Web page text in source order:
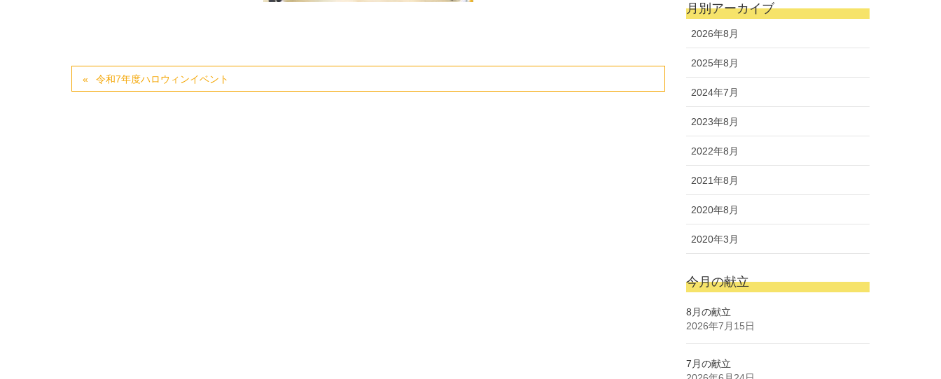
令和7年度ハロウィンイベント
月別アーカイブ
2026年8月
2025年8月
2024年7月
2023年8月
2022年8月
2021年8月
2020年8月
2020年3月
今月の献立
8月の献立
2026年7月15日
7月の献立